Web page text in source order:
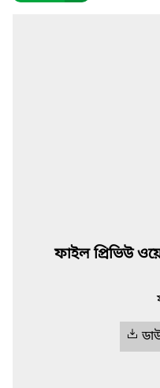
ফাইল প্রিভিউ